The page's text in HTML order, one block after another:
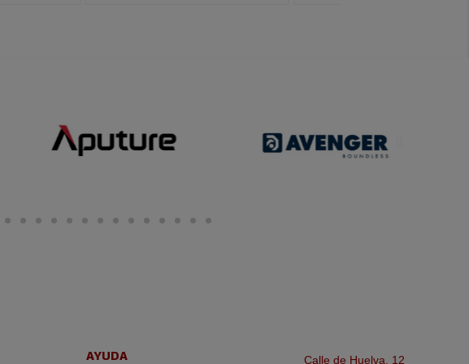
AYUDA Calle de Huelva, 12